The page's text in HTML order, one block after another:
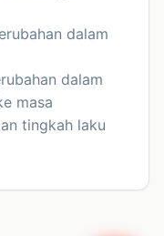
dalam
dalam
masa
tingkah laku